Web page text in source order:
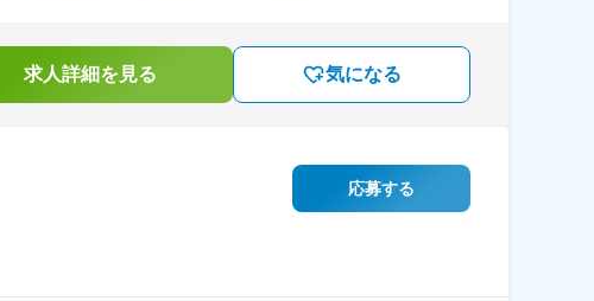
求人詳細を見る 気になる
応募する